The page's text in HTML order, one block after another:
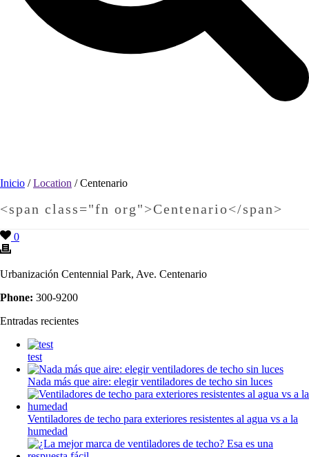
Inicio /Location /Centenario
<span class="fn org">Centenario</span>
0
Urbanización Centennial Park, Ave. Centenario
Phone: 300-9200
Entradas recientes
test
Nada más que aire: elegir ventiladores de techo sin luces
Ventiladores de techo para exteriores resistentes al agua vs a la
humedad